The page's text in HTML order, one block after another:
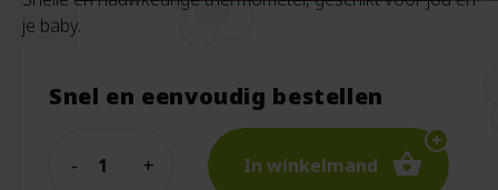
je baby.
Snel en eenvoudig bestellen
In winkelmand